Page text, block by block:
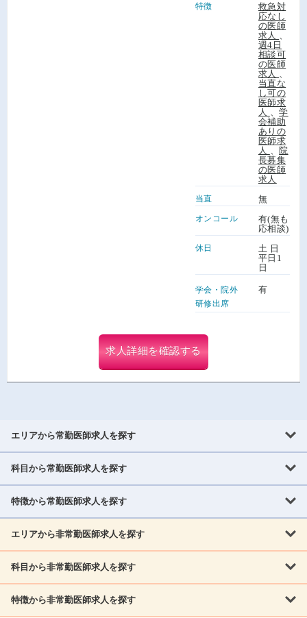
特徴
救急対
応なし
の医師
求人
週4日
相談可
の医師
求人
当直な
し可の
医師求
人
、学
会補助
ありの
医師求
人
院
長募集
の医師
求人
当直 無
オンコール
有(無も
応相談)
休日
土 日
平日1
日
学会・院外
研修出席
有
求人詳細を確認する
エリアから常勤医師求人を探す
北海道・東北
北海道 青森県 岩手県
茨城県 栃木県 群馬県
神奈川県 山梨県
北信越
科目から常勤医師求人を探す
内科系
消化器科 呼吸器科
リウマチ科 外科 消化器外科
特徴から常勤医師求人を探す
救急対応なし 女性医師歓迎
施設長募集 年齢不問 外来のみ
エリアから非常勤医師求人を探す
北海道・東北
北海道 青森県 岩手県
科目から非常勤医師求人を探す
内科系
特徴から非常勤医師求人を探す